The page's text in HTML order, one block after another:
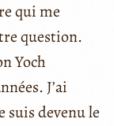
qui me
question.
Yoch
J’ai
suis devenu le